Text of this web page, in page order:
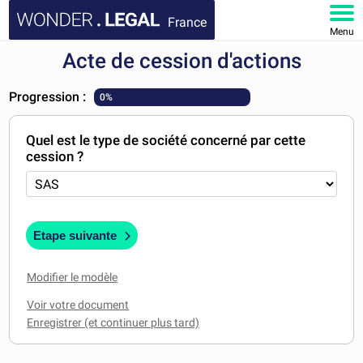
France
Menu
ACCUEIL
DOCUMENTS
FAQ
MON COMPTE
Acte de cession d'actions
Progression : 0%
Quel est le type de société concerné par cette
cession ?
Etape suivante
Modifier le modèle
Voir votre document